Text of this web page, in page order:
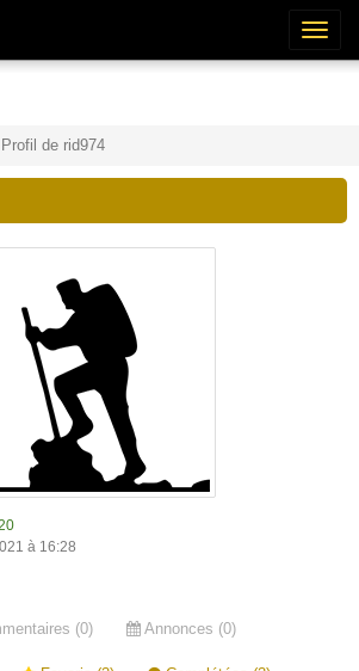
Profil de rid974
à 16:28
(0) Annonces (0)